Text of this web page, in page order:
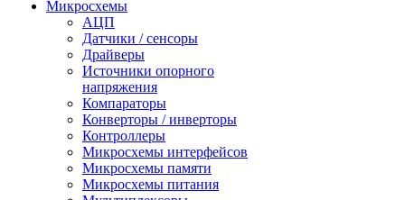
Микросхемы
АЦП
Датчики / сенсоры
Драйверы
Источники опорного
напряжения
Компараторы
Конверторы / инверторы
Контроллеры
Микросхемы интерфейсов
Микросхемы памяти
Микросхемы питания